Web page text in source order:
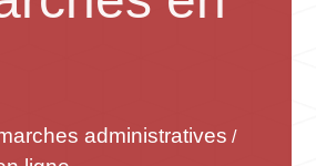
administratives /